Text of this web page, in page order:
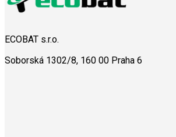
ECOBAT s.r.o.
Soborská 1302/8, 160 00 Praha 6